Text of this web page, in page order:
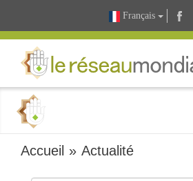
Français
Accueil »Actualité